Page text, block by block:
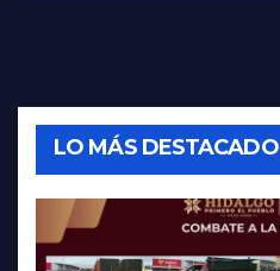
LO MÁS DESTACADO